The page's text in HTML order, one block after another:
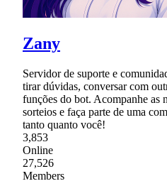
Zany
Servidor de suporte e
tirar dúvidas, conversar com
funções do bot. Acompanhe as
sorteios e faça parte de uma
tanto quanto você!
3,853
Online
27,526
Members